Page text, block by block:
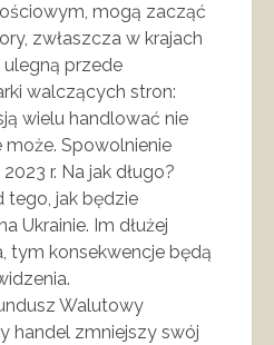
mogą zacząć
zwłaszcza w krajach
ulegną przede
walczących stron:
wielu handlować nie
może. Spowolnienie
r. Na jak długo?
tego, jak będzie
Ukrainie. Im dłużej
tym konsekwencje będą
Walutowy
handel zmniejszy swój